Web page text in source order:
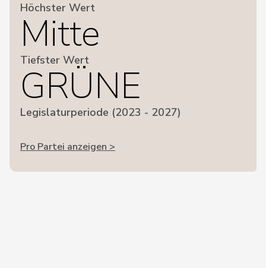
Höchster Wert
Mitte
Tiefster Wert
GRÜNE
Legislaturperiode (2023 - 2027)
Pro Partei anzeigen >